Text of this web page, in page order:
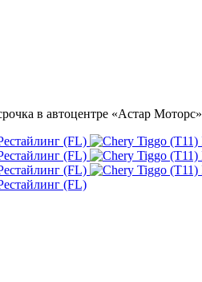
в автоцентре «Астар Моторс»